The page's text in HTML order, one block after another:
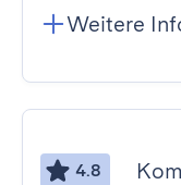
Weitere
4.8